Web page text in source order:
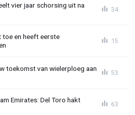
vier jaar schorsing uit na
34
toe en heeft eerste
15
toekomst van wielerploeg aan
53
Emirates: Del Toro hakt
63